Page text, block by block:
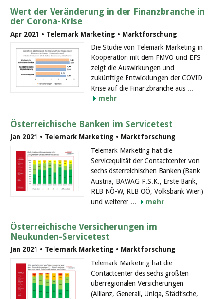
Wert der Veränderung in der Finanzbranche in
der Corona-Krise
Apr 2021 • Telemark Marketing • Marktforschung
Die Studie von Telemark Marketing in
Kooperation mit dem FMVÖ und EFS
zeigt die Auswirkungen und
zukünftige Entwicklungen der COVID
Krise auf die Finanzbranche aus ...
mehr
Österreichische Banken im Servicetest
Jan 2021 • Telemark Marketing • Marktforschung
Telemark Marketing hat die
Servicequlität der Contactcenter von
sechs österreichischen Banken (Bank
Austria, BAWAG P.S.K., Erste Bank,
RLB NÖ-W, RLB OÖ, Volksbank Wien)
und weiterer ...
mehr
Österreichische Versicherungen im
Neukunden-Servicetest
Jan 2021 • Telemark Marketing • Marktforschung
Telemark Marketing hat die
Contactcenter des sechs größten
überregionalen Versicherungen
(Allianz, Generali, Uniqa, Städtische,